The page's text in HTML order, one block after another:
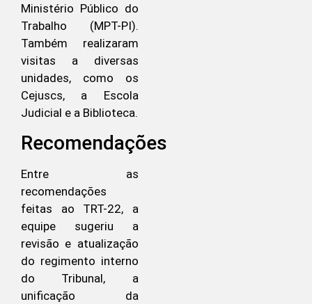
Ministério Público do
Trabalho (MPT-PI).
Também realizaram
visitas a diversas
unidades, como os
Cejuscs, a Escola
Judicial e a Biblioteca.
Recomendações
Entre as
recomendações
feitas ao TRT-22, a
equipe sugeriu a
revisão e atualização
do regimento interno
do Tribunal, a
unificação da